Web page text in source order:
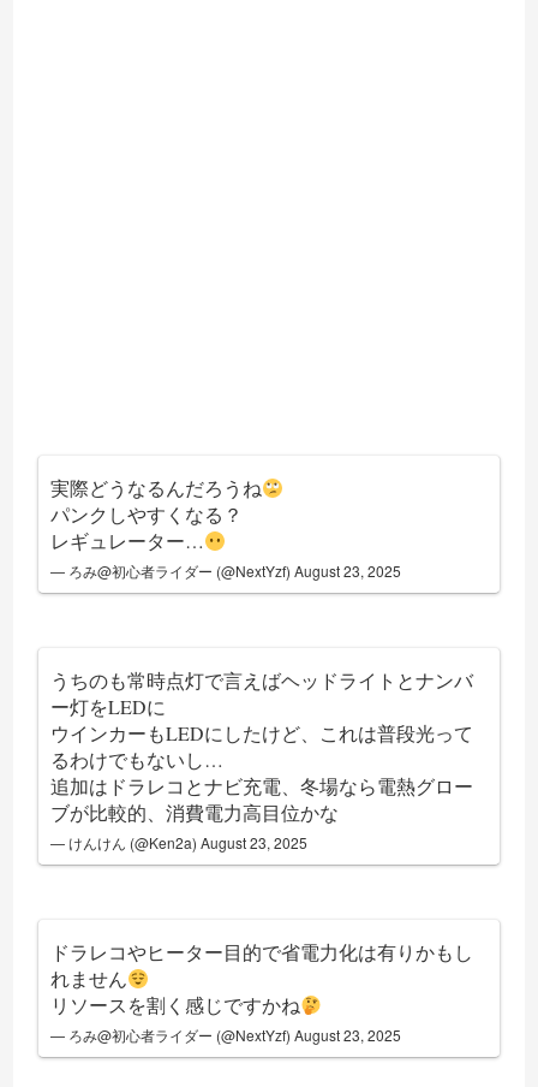
実際どうなるんだろうね
パンクしやすくなる？
レギュレーター…
— ろみ@初心者ライダー (@NextYzf)August 23, 2025
うちのも常時点灯で言えばヘッドライトとナンバ
ー灯をLEDに
ウインカーもLEDにしたけど、これは普段光って
るわけでもないし…
追加はドラレコとナビ充電、冬場なら電熱グロー
ブが比較的、消費電力高目位かな
— けんけん (@Ken2a)August 23, 2025
ドラレコやヒーター目的で省電力化は有りかもし
れません
リソースを割く感じですかね
— ろみ@初心者ライダー (@NextYzf)August 23, 2025